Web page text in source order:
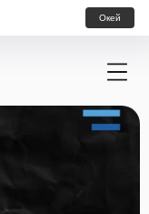
Окей